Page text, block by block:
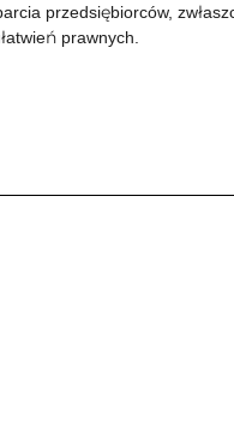
przedsiębiorców,
prawnych.